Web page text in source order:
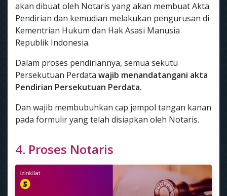
akan dibuat oleh Notaris yang akan membuat Akta
Pendirian dan kemudian melakukan pengurusan di
Kementrian Hukum dan Hak Asasi Manusia
Republik Indonesia.
Dalam proses pendiriannya, semua sekutu
Persekutuan Perdata wajib menandatangani akta
Pendirian Persekutuan Perdata.
Dan wajib membubuhkan cap jempol tangan kanan
pada formulir yang telah disiapkan oleh Notaris.
4. Proses Notaris